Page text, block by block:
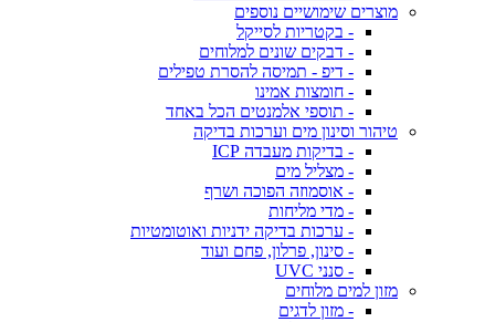
מוצרים שימושיים נוספים
- בקטריות לסייקל
- דבקים שונים למלוחים
- דיפ - תמיסה להסרת טפילים
- חומצות אמינו
- תוספי אלמנטים הכל באחד
טיהור וסינון מים וערכות בדיקה
- בדיקות מעבדה ICP
- מצליל מים
- אוסמוזה הפוכה ושרף
- מדי מליחות
- ערכות בדיקה ידניות ואוטומטיות
- סינון, פרלון, פחם ועוד
- סנני UVC
מזון למים מלוחים
- מזון לדגים